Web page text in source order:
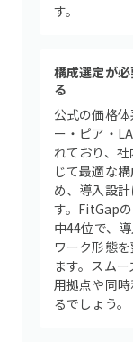
す。
構成選定が
る
公式の価格
ー・ピア・
れており、
じて最適な
め、導入設
す。FitGap
中44位で、
ワーク形態
ます。スム
用拠点や同
るでしょう。